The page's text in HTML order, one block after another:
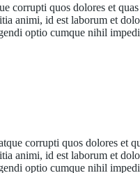
corrupti quos dolores et quas
animi, id est laborum et
optio cumque nihil
corrupti quos dolores et
animi, id est laborum et
optio cumque nihil